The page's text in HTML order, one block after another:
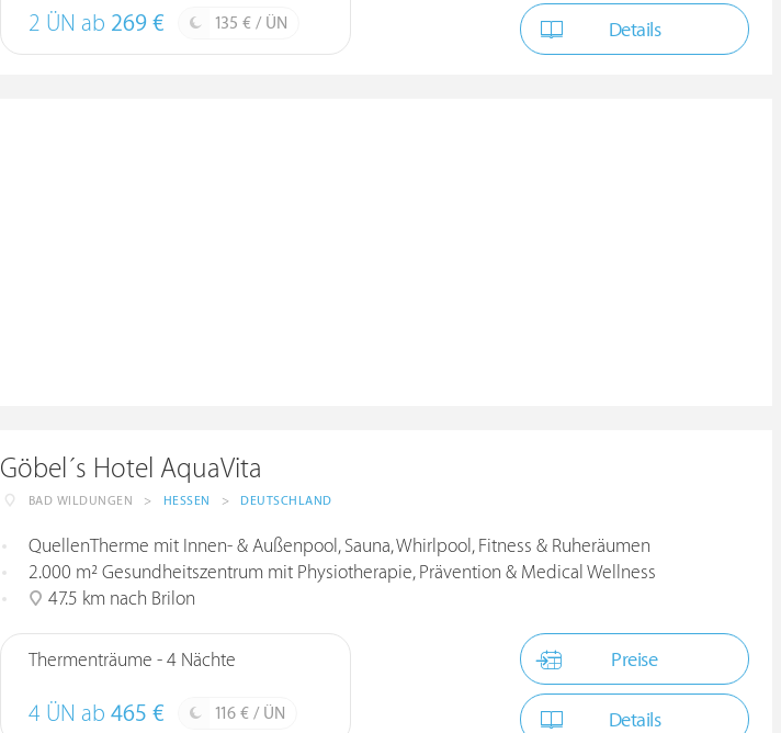
2 ÜN ab 269 € 135 € / ÜN Details
Göbel´s Hotel AquaVita
BAD WILDUNGEN > HESSEN > DEUTSCHLAND
QuellenTherme mit Innen- & Außenpool, Sauna, Whirlpool, Fitness & Ruheräumen
2.000 m² Gesundheitszentrum mit Physiotherapie, Prävention & Medical Wellness
47.5 km nach Brilon
Thermenträume - 4 Nächte
4 ÜN ab 465 € 116 € / ÜN
Preise
Details